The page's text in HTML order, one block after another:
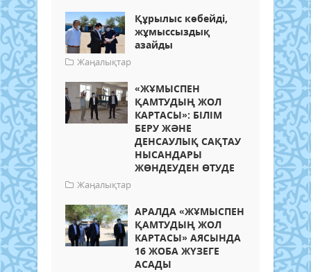
Құрылыс көбейді,
жұмыссыздық
азайды
Жаңалықтар
«ЖҰМЫСПЕН
ҚАМТУДЫҢ ЖОЛ
КАРТАСЫ»: БІЛІМ
БЕРУ ЖӘНЕ
ДЕНСАУЛЫҚ САҚТАУ
НЫСАНДАРЫ
ЖӨНДЕУДЕН ӨТУДЕ
Жаңалықтар
АРАЛДА «ЖҰМЫСПЕН
ҚАМТУДЫҢ ЖОЛ
КАРТАСЫ» АЯСЫНДА
16 ЖОБА ЖҮЗЕГЕ
АСАДЫ